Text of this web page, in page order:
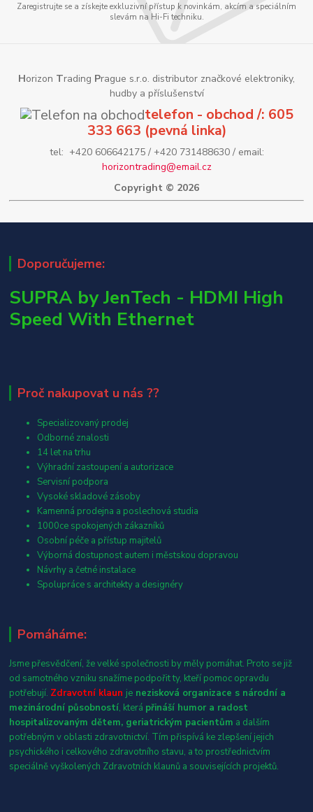
Zaregistrujte se a získejte exkluzivní přístup k novinkám, akcím a speciálním
slevám na Hi-Fi techniku.
Horizon Trading Prague s.r.o. distributor značkové elektroniky,
hudby a příslušenství
telefon - obchod /: 605
333 663 (pevná linka)
tel: +420 606642175 / +420 731488630 / email:
horizontrading@email.cz
Copyright © 2026
Doporučujeme:
SUPRA by JenTech - HDMI High
Speed With Ethernet
Proč nakupovat u nás ??
Specializovaný prodej
Odborné znalosti
14 let na trhu
Výhradní zastoupení a autorizace
Servisní podpora
Vysoké skladové zásoby
Kamenná prodejna a poslechová studia
1000ce spokojených zákazníků
Osobní péče a přístup majitelů
Výborná dostupnost autem i městskou dopravou
Návrhy a četné instalace
Spolupráce s architekty a designéry
Pomáháme:
Jsme přesvědčení, že velké společnosti by měly pomáhat. Proto se již
od samotného vzniku snažíme podpořit ty, kteří pomoc opravdu
potřebují. Zdravotní klaun je nezisková organizace s národní a
mezinárodní působností, která přináší humor a radost
hospitalizovaným dětem, geriatrickým pacientům a dalším
potřebným v oblasti zdravotnictví. Tím přispívá ke zlepšení jejich
psychického i celkového zdravotního stavu, a to prostřednictvím
speciálně vyškolených Zdravotních klaunů a souvisejících projektů.